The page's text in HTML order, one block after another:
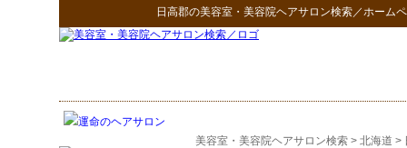
日高郡の美容室・美容院ヘアサロン検索／ホーム
美容室・美容院ヘアサロン検索 > 北海道 >